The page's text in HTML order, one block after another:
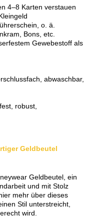
4–8 Karten verstauen
o. ä.
Bons, etc.
Gewebestoff als
abwaschbar,
robust,
Geldbeutel
Geldbeutel, ein
und mit Stolz
mehr über dieses
Stil unterstreicht,
wird.